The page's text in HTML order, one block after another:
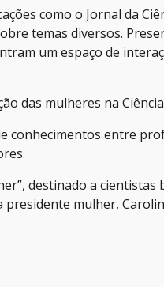
como o Jornal da
temas diversos.
um espaço de
das mulheres na
conhecimentos entre
destinado a cientistas
presidente mulher,